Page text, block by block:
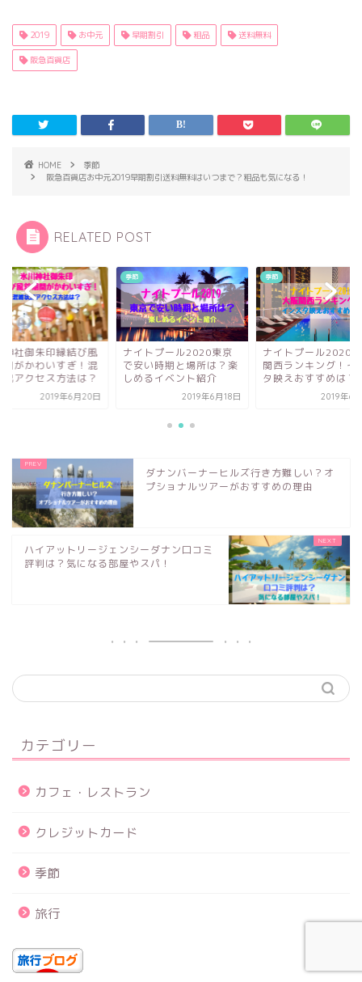
2019 お中元 早期割引 粗品 送料無料
阪急百貨店
HOME
季節
阪急百貨店お中元2019早期割引送料無料はいつまで？粗品も気になる！
RELATED POST
トプール2020東京
い時期と場所は？楽
るイベント紹介
2019年6月18日
季節
ナイトプール2020大阪
関西ランキング！インス
タ映えおすすめは？
2019年6月21日
季節
氷川神社御朱印縁結
鈴期間がかわいすぎ
雑状況アクセス方法
2019年6
ダナンバーナーヒルズ行き方難しい？オ
プショナルツアーがおすすめの理由
ハイアットリージェンシーダナン口コミ
評判は？気になる部屋やスパ！
カテゴリー
カフェ・レストラン
クレジットカード
季節
旅行